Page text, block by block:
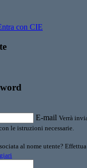
con CIE
E-mail Verrà
le istruzioni necessarie.
al nome utente?